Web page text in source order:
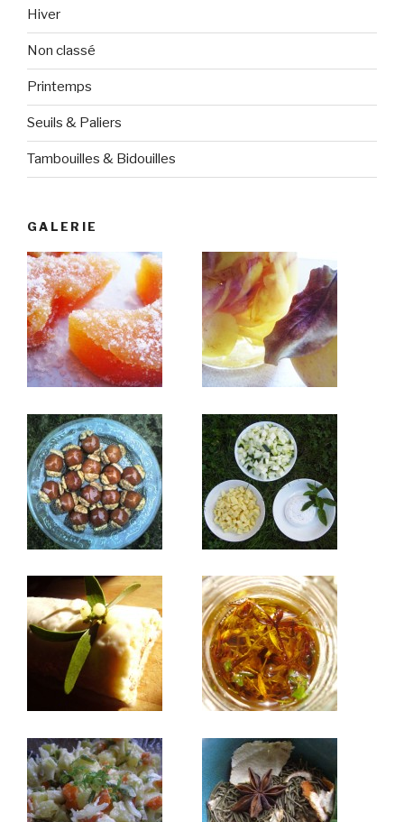
Hiver
Non classé
Printemps
Seuils & Paliers
Tambouilles & Bidouilles
GALERIE